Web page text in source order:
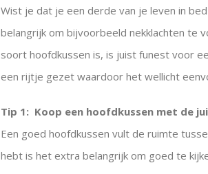
Wist je dat je een derde van je leven in
belangrijk om bijvoorbeeld nekklachten te
soort hoofdkussen is, is juist funest voor
een rijtje gezet waardoor het wellicht
Tip 1: Koop een hoofdkussen met de
Een goed hoofdkussen vult de ruimte
hebt is het extra belangrijk om goed te